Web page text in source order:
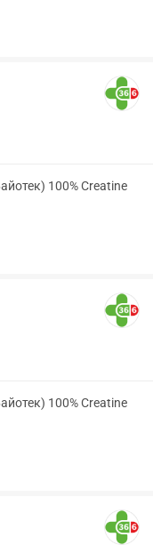
100% Creatine
100% Creatine